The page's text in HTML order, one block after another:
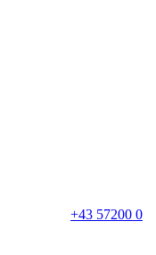
+43 57200 0